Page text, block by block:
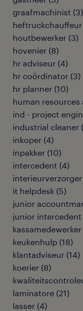
graafmachinist (3)
heftruckchauffeur
houtbewerker (3)
hovenier (8)
hr adviseur (4)
hr coördinator (3)
hr planner (10)
human
ind - project
industrial cleaner (
inkoper (4)
inpakker (10)
intercedent (4)
interieurverzorger
it helpdesk (5)
junior
junior intercedent
kassamedewerker
keukenhulp (18)
klantadviseur (14)
koerier (8)
laminatore (21)
lasser (4)